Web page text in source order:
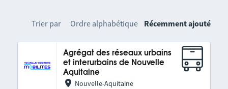
Trier par Ordre alphabétique Récemment ajouté
Agrégat des réseaux urbains
et interurbains de Nouvelle
Aquitaine
Nouvelle-Aquitaine